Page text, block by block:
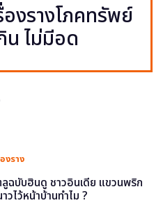
งรางโภคทรัพย์
น ไม่มีอด
งราง
ลูฉบับฮินดู ชาวอินเดีย แขวนพริก
วไว้หน้าบ้านทำไม ?